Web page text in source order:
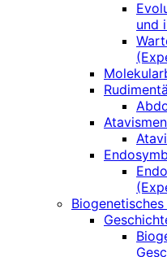
und
Atavismen